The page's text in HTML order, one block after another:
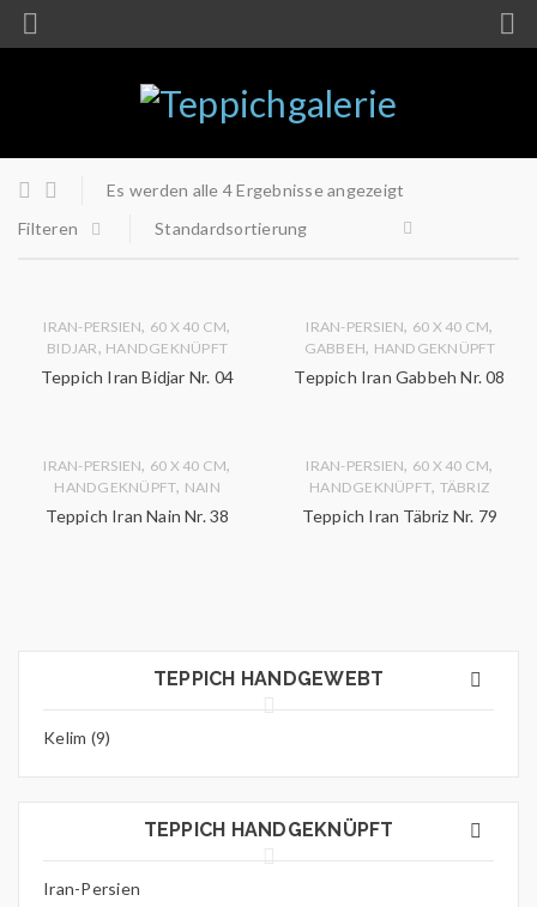
TEPPICH HANDGEWEBT
Kelim (9)
TEPPICH HANDGEKNÜPFT
Iran-Persien
Es werden alle 4 Ergebnisse angezeigt
Filteren
Standardsortierung
IRAN-PERSIEN, 60 X 40 CM,
BIDJAR, HANDGEKNÜPFT
Teppich Iran Bidjar Nr. 04
IRAN-PERSIEN, 60 X 40 CM,
GABBEH, HANDGEKNÜPFT
Teppich Iran Gabbeh Nr. 08
IRAN-PERSIEN, 60 X 40 CM,
HANDGEKNÜPFT, NAIN
Teppich Iran Nain Nr. 38
IRAN-PERSIEN, 60 X 40 CM,
HANDGEKNÜPFT, TÄBRIZ
Teppich Iran Täbriz Nr. 79